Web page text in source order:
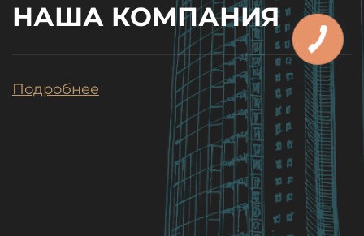
НАША КОМПАНИЯ
Подробнее